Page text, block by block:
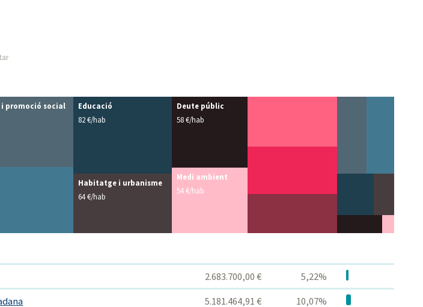
i promoció social
Educació
82 €/hab
Habitatge i urbanisme
64 €/hab
Deute públic
58 €/hab
Medi ambient
54 €/hab
2.683.700,00 € 5,22%
5.181.464,91 €
10,07%